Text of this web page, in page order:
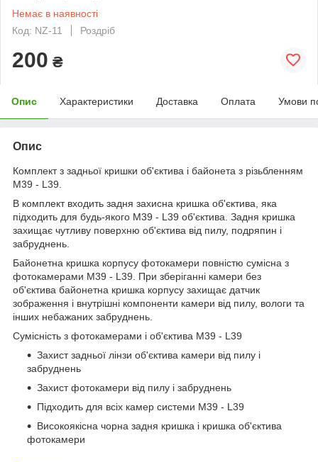
Немає в наявності
Код: NZ-11
Роздріб
200 ₴
Опис Характеристики Доставка Оплата Умови
Опис
Комплект з задньої кришки об'єктива і байонета з різьбленням
M39 - L39.
В комплект входить задня захисна кришка об'єктива, яка
підходить для будь-якого M39 - L39 об'єктива. Задня кришка
захищає чутливу поверхню об'єктива від пилу, подряпин і
забруднень.
Байонетна кришка корпусу фотокамери повністю сумісна з
фотокамерами M39 - L39. При зберіганні камери без
об'єктива байонетна кришка корпусу захищає датчик
зображення і внутрішні компоненти камери від пилу, вологи та
інших небажаних забруднень.
Сумісність з фотокамерами і об'єктива M39 - L39
Захист задньої лінзи об'єктива камери від пилу і
забруднень
Захист фотокамери від пилу і забруднень
Підходить для всіх камер системи M39 - L39
Високоякісна чорна задня кришка і кришка об'єктива
фотокамери